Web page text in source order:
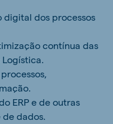
dos processos
contínua das
ERP e de outras
dados.